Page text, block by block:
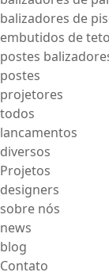
balizadores de
embutidos de teto
postes
postes
projetores
todos
lancamentos
diversos
Projetos
designers
sobre nós
news
blog
Contato